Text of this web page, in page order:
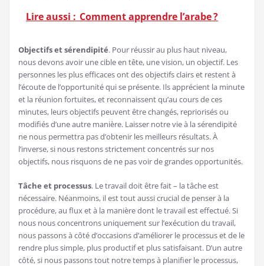
Lire aussi : Comment apprendre l’arabe ?
Objectifs et sérendipité. Pour réussir au plus haut niveau,
nous devons avoir une cible en tête, une vision, un objectif. Les
personnes les plus efficaces ont des objectifs clairs et restent à
l’écoute de l’opportunité qui se présente. Ils apprécient la minute
et la réunion fortuites, et reconnaissent qu’au cours de ces
minutes, leurs objectifs peuvent être changés, repriorisés ou
modifiés d’une autre manière. Laisser notre vie à la sérendipité
ne nous permettra pas d’obtenir les meilleurs résultats. À
l’inverse, si nous restons strictement concentrés sur nos
objectifs, nous risquons de ne pas voir de grandes opportunités.
Tâche et processus. Le travail doit être fait – la tâche est
nécessaire. Néanmoins, il est tout aussi crucial de penser à la
procédure, au flux et à la manière dont le travail est effectué. Si
nous nous concentrons uniquement sur l’exécution du travail,
nous passons à côté d’occasions d’améliorer le processus et de le
rendre plus simple, plus productif et plus satisfaisant. D’un autre
côté, si nous passons tout notre temps à planifier le processus,